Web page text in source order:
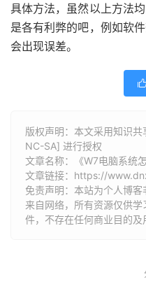
具体方法，虽然以上方法
是各有利弊的吧，例如软
会出现误差。

版权声明：本文采用知识
NC-SA] 进行授权
文章名称：《W7电脑系统
文章链接： https://
免责声明：本站为个人博
来自网络，所有资源仅供
件，不存在任何商业目的及